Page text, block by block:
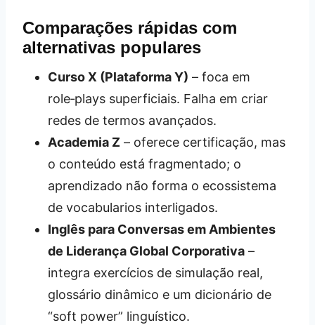
Comparações rápidas com
alternativas populares
Curso X (Plataforma Y) – foca em
role‑plays superficiais. Falha em criar
redes de termos avançados.
Academia Z – oferece certificação, mas
o conteúdo está fragmentado; o
aprendizado não forma o ecossistema
de vocabularios interligados.
Inglês para Conversas em Ambientes
de Liderança Global Corporativa –
integra exercícios de simulação real,
glossário dinâmico e um dicionário de
“soft power” linguístico.